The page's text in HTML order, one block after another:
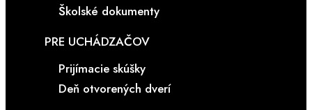
Školské dokumenty
PRE UCHÁDZAČOV
Prijímacie skúšky
Deň otvorených dverí